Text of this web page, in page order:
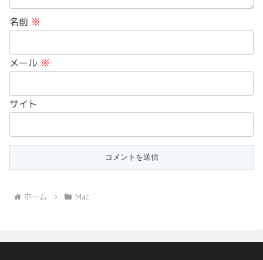
名前 ※
メール ※
サイト
ホーム Mac